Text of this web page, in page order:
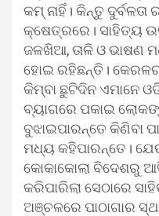
କମ୍ ନାହିଁ। କିନ୍ତୁ
କ୍ଷେତ୍ରରେ। ସାହିତ୍ୟ
ଜଳଖିଆ, ତାଳି ଓ ଭାଷଣ
ହୋଇ ରହିଛନ୍ତି।
କିମ୍ବା ଛୁଟିଦିନ ଏମାନେ
ବ୍ୟାଗରେ ପକାଇ
ବୁଝାଇପାରନ୍ତେ କିଣିବା
ମଧ୍ୟ କହିପାରନ୍ତେ।
କୋକାକୋଲା ବିଦେଶରୁ
କରିପାରିଲା ସେଠାରେ
ଅଞ୍ଚଳରେ ପାଠାଗାର